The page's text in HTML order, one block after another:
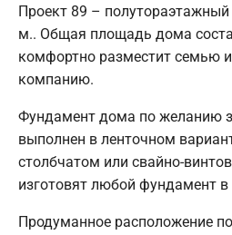
Проект 89 –
м.. Общая площадь дома
комфортно разместит семью
компанию.
Фундамент дома по желанию
выполнен в ленточном
столбчатом или свайно-
изготовят любой фундамент в
Продуманное расположение